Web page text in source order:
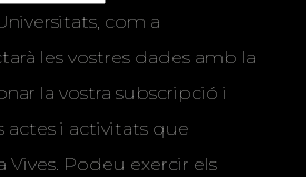
com a
les vostres dades amb la
la vostra subscripció i
actes i activitats que
Vives. Podeu exercir els